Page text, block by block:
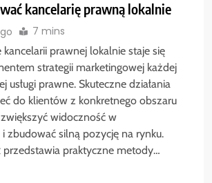
kancelarię prawną lokalnie
7 mins
prawnej lokalnie staje się
strategii marketingowej każdej
usługi prawne. Skuteczne działania
do klientów z konkretnego obszaru
widoczność w
zbudować silną pozycję na rynku.
przedstawia praktyczne metody…